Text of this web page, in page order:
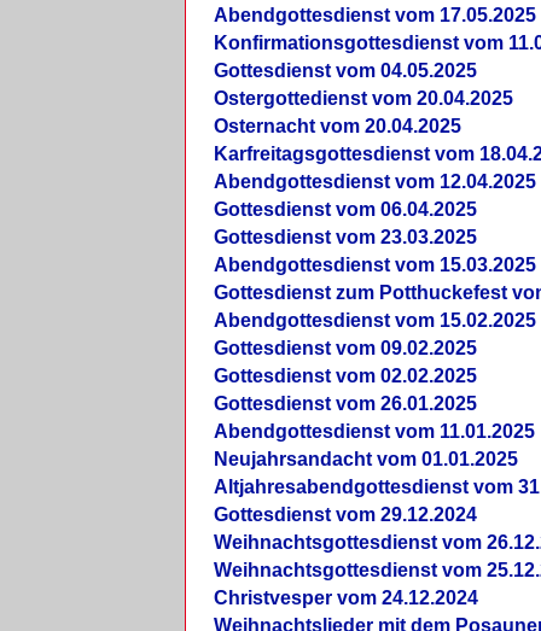
Abendgottesdienst vom 17.05.2025
Konfirmationsgottesdienst vom
Gottesdienst vom 04.05.2025
Ostergottedienst vom 20.04.2025
Osternacht vom 20.04.2025
Karfreitagsgottesdienst vom
Abendgottesdienst vom 12.04.2025
Gottesdienst vom 06.04.2025
Gottesdienst vom 23.03.2025
Abendgottesdienst vom 15.03.2025
Gottesdienst zum Potthuckefest
Abendgottesdienst vom 15.02.2025
Gottesdienst vom 09.02.2025
Gottesdienst vom 02.02.2025
Gottesdienst vom 26.01.2025
Abendgottesdienst vom 11.01.2025
Neujahrsandacht vom 01.01.2025
Altjahresabendgottesdienst vom
Gottesdienst vom 29.12.2024
Weihnachtsgottesdienst vom
Weihnachtsgottesdienst vom
Christvesper vom 24.12.2024
Weihnachtslieder mit dem